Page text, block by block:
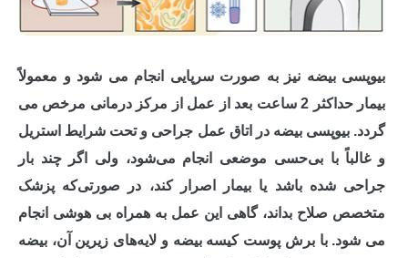
بیوپسی بیضه نیز به صورت سرپایی انجام می‌ شود و معمولاً
بیمار حداکثر 2 ساعت بعد از عمل از مرکز درمانی مرخص می
گردد. بیوپسی بیضه در اتاق عمل جراحی و تحت شرایط استریل
و غالباً با بی‌حسی موضعی انجام می‌شود، ولی اگر چند بار
جراحی شده باشد یا بیمار اصرار کند، در صورتی‌که پزشک
متخصص صلاح بداند، گاهی این عمل به همراه بی هوشی انجام
می شود. با برش پوست کیسه بیضه و لایه‌های زیرین آن، بیضه